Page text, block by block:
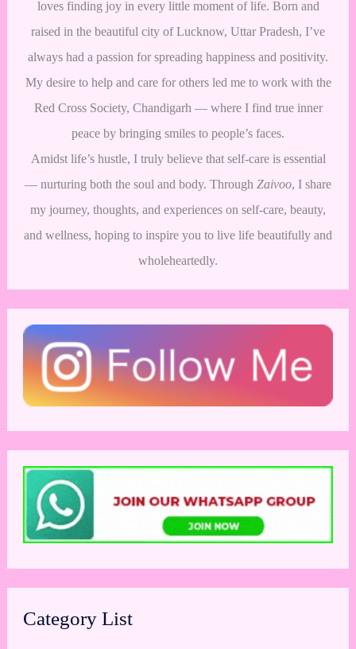
loves finding joy in every little moment of life. Born and
raised in the beautiful city of Lucknow, Uttar Pradesh, I’ve
always had a passion for spreading happiness and positivity.
My desire to help and care for others led me to work with the
Red Cross Society, Chandigarh — where I find true inner
peace by bringing smiles to people’s faces.
Amidst life’s hustle, I truly believe that self-care is essential
— nurturing both the soul and body. Through Zaivoo, I share
my journey, thoughts, and experiences on self-care, beauty,
and wellness, hoping to inspire you to live life beautifully and
wholeheartedly.
Category List